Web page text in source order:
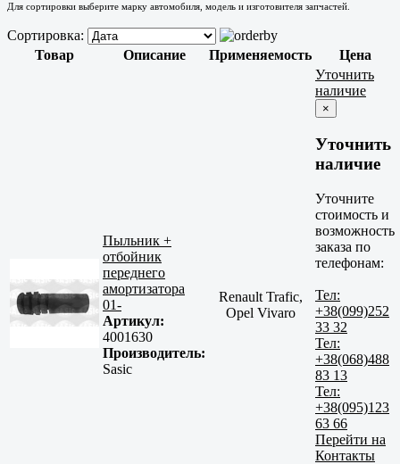
Для сортировки выберите марку автомобиля, модель и изготовителя запчастей.
Сортировка:
Товар
Описание Применяемость Цена
Пыльник +
отбойник
переднего
амортизатора
01-
Артикул:
4001630
Производитель:
Sasic
Renault Trafic,
Opel Vivaro
Уточнить
наличие
×
Уточнить
наличие
Уточните
стоимость и
возможность
заказа по
телефонам:
Тел:
+38(099)252
33 32
Тел:
+38(068)488
83 13
Тел:
+38(095)123
63 66
Перейти на
Контакты